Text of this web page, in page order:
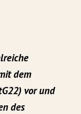
dem
vor und
des